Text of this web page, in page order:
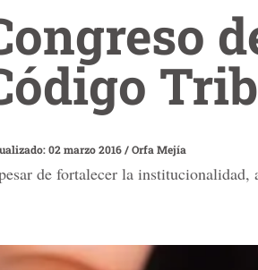
02 marzo 2016/Orfa Mejía
de fortalecer la